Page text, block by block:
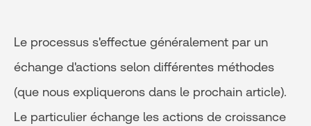
Le processus s'effectue généralement par un
échange d'actions selon différentes méthodes
(que nous expliquerons dans le prochain article).
Le particulier échange les actions de croissance